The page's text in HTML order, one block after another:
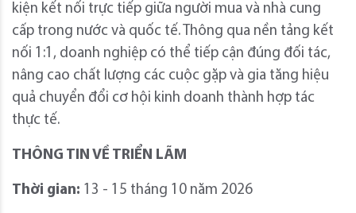
kiện kết nối trực tiếp giữa người mua và nhà cung
cấp trong nước và quốc tế. Thông qua nền tảng kết
nối 1:1, doanh nghiệp có thể tiếp cận đúng đối tác,
nâng cao chất lượng các cuộc gặp và gia tăng hiệu
quả chuyển đổi cơ hội kinh doanh thành hợp tác
thực tế.
THÔNG TIN VỀ TRIỂN LÃM
Thời gian: 13 - 15 tháng 10 năm 2026